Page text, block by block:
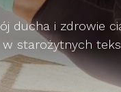
ducha i zdrowie
starożytnych